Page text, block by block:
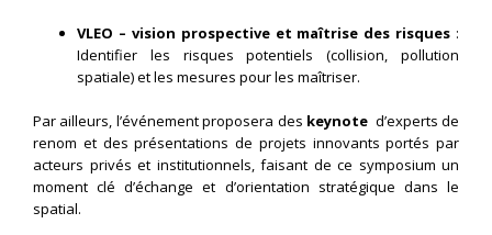
VLEO – vision prospective et maîtrise des risques :
Identifier les risques potentiels (collision, pollution
spatiale) et les mesures pour les maîtriser.
Par ailleurs, l’événement proposera des keynote d’experts de
renom et des présentations de projets innovants portés par
acteurs privés et institutionnels, faisant de ce symposium un
moment clé d’échange et d’orientation stratégique dans le
spatial.